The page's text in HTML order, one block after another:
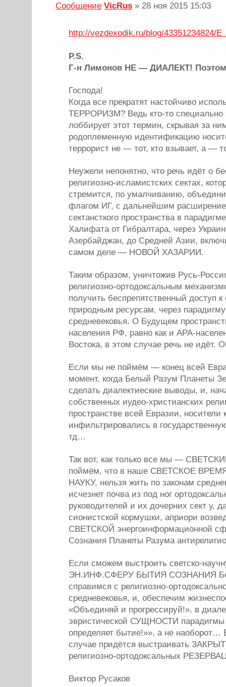
Сообщение VicRus » 28 ноя 2015 15:03
http://vezdexodik.ru/blog/43351234824/
P.S.
Г-н Лимонов НЕ — ДИАЛЕКТ!
Господа!
Когда все прекратят настойчиво
ТЕРРОРИЗМ? Ведь кто-то специально
лоббирует этот термин, скрывая за
родоплеменную идентификацию
террорист не — тот, кто взывает, а —
Неужели непонятно, что речь идёт о
религиозно-исламистских сектах,
стремится, по умалчиванию,
флагом ИГ, с дальнейшим
сектансткого пространства в
Халифата от Гибралтара, через
Азербайджан, до Средней Азии,
самом деле — НОВОЙ ХАЗАРИИ.
Таким образом, уничтожив Русь-
религиозно-ортодоксальным
получить беспрепятственный доступ
природным ресурсам, через
средневековья. О Будущем
населения РФ, равно как и АРА-
Востока, в этом случае речь не идёт.
Если мы не поймём — конец всей
момент, когда Белый Разум Планеты
сделать диалектиеские выводы, и,
собственных иудео-христианских
пространстве всей Евразии, носители
инфильтрировались в
тд…
Так вот, как только все мы —
поймём, что в наше СВЕТСКОЕ
НАУКУ, нельзя жить по законам
исчезнет почва из под ног
руководителей и их дочерних сект у,
сионистской кормушки, априори
СВЕТСКОЙ энергоинформационной
Сознания Планеты Разума
Если сможем выстроить светско-
ЭН.ИНФ.СФЕРУ БЫТИЯ СОЗНАНИЯ
справимся с религиозно-
средневековья, и, обеспечим
«Объединяй и прогрессируй!», в
эвристической СУЩНОСТИ парадигмы
определяет бытие!»», а не наоборот…
случае придётся выстраивать
религиозно-ортодоксальных
Виктор Русаков